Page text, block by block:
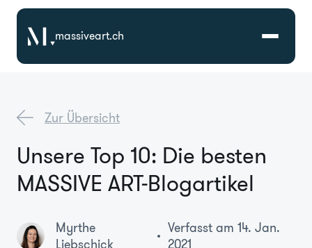
massiveart.ch
Referenzen
Branchen
Zur Übersicht
Unsere Top 10: Die besten
MASSIVE ART-Blogartikel
Myrthe
Verfasst am 14. Jan.